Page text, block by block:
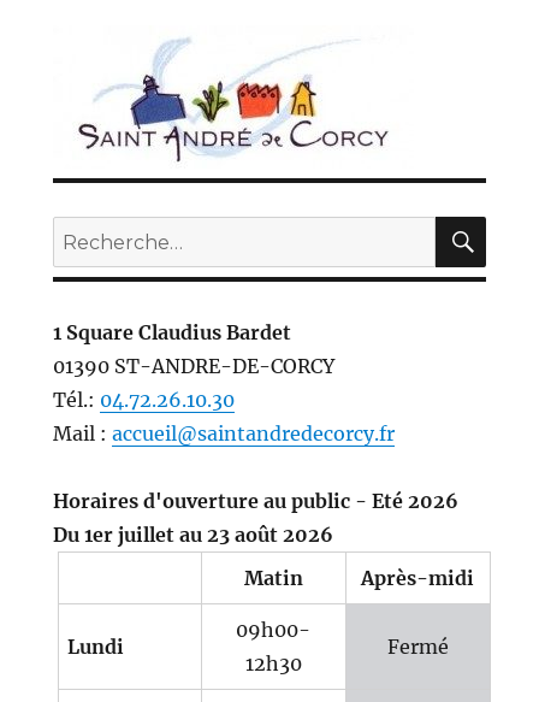
Recherche
pour :
1 Square Claudius Bardet
01390 ST-ANDRE-DE-CORCY
Tél.: 04.72.26.10.30
Mail : accueil@saintandredecorcy.fr
Horaires d'ouverture au public - Eté 2026
Du 1er juillet au 23 août 2026
Matin
Après-midi
Lundi
09h00-
12h30
Fermé